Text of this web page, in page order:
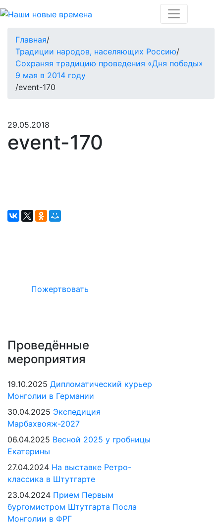
Главная/
Традиции народов, населяющих Россию/
Сохраняя традицию проведения «Дня победы»
9 мая в 2014 году
/event-170
29.05.2018
event-170
Пожертвовать
Проведённые
мероприятия
19.10.2025 Дипломатический курьер
Монголии в Германии
30.04.2025 Экспедиция
Марбахвояж-2027
06.04.2025 Весной 2025 у гробницы
Екатерины
27.04.2024 На выставке Ретро-
классика в Штутгарте
23.04.2024 Прием Первым
бургомистром Штутгарта Посла
Монголии в ФРГ